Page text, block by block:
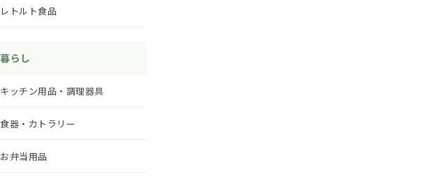
レトルト食品
暮らし
キッチン用品・調理器具
食器・カトラリー
お弁当用品